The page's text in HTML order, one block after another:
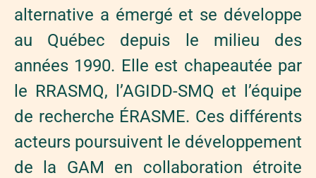
alternative a émergé et se développe
au Québec depuis le milieu des
années 1990. Elle est chapeautée par
le RRASMQ, l’AGIDD-SMQ et l’équipe
de recherche ÉRASME. Ces différents
acteurs poursuivent le développement
de la GAM en collaboration étroite